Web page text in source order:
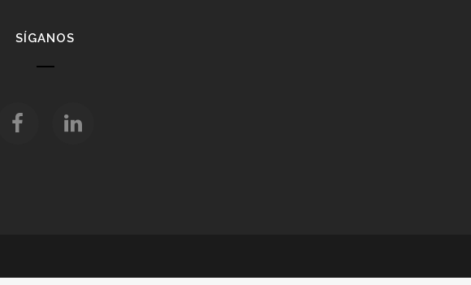
SÍGANOS